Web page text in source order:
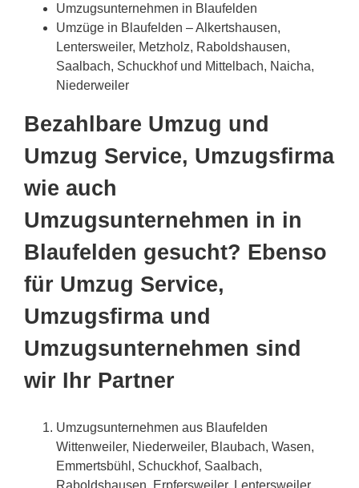
Umzugsunternehmen in Blaufelden
Umzüge in Blaufelden – Alkertshausen,
Lentersweiler, Metzholz, Raboldshausen,
Saalbach, Schuckhof und Mittelbach, Naicha,
Niederweiler
Bezahlbare Umzug und
Umzug Service, Umzugsfirma
wie auch
Umzugsunternehmen in in
Blaufelden gesucht? Ebenso
für Umzug Service,
Umzugsfirma und
Umzugsunternehmen sind
wir Ihr Partner
Umzugsunternehmen aus Blaufelden
Wittenweiler, Niederweiler, Blaubach, Wasen,
Emmertsbühl, Schuckhof, Saalbach,
Raboldshausen, Erpfersweiler, Lentersweiler,